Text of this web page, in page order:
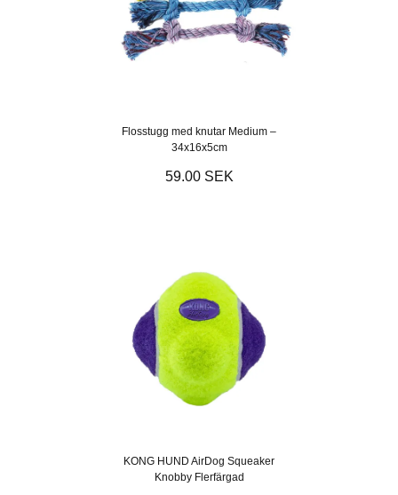
Flosstugg med knutar Medium –
34x16x5cm
59.00 SEK
KONG HUND AirDog Squeaker
Knobby Flerfärgad